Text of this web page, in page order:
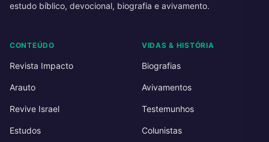
estudo bíblico, devocional, biografia e avivamento.
CONTEÚDO
Revista Impacto
Arauto
Revive Israel
Estudos
VIDAS & HISTÓRIA
Biografias
Avivamentos
Testemunhos
Colunistas